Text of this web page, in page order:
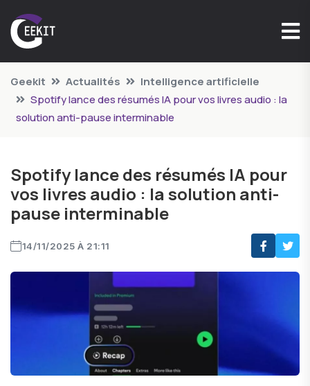
Geekit Actualités
Intelligence artificielle
Spotify lance des résumés IA pour vos livres audio : la
solution anti-pause interminable
Spotify lance des résumés IA pour
vos livres audio : la solution anti-
pause interminable
14/11/2025 À 21:11